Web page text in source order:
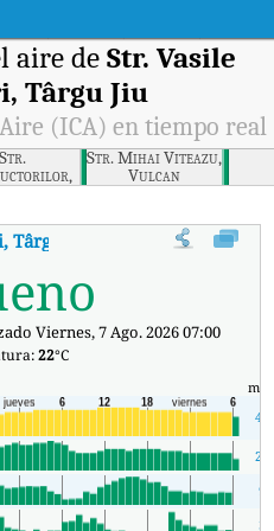
aire de Str. Vasile
Târgu Jiu
(ICA) en tiempo real
Str.
Str. Mihai Viteazu,
Vulcan
Jiu Índice de la Calidad del
Viernes, 7 Ago. 2026 07:00
22°C
43
23
9
3